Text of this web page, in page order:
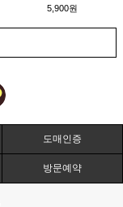
5,900원
도매인증
방문예약